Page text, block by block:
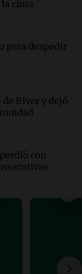
Vega, tras
el mito
un trasplante
la cima
para despedir
River y dejó
con